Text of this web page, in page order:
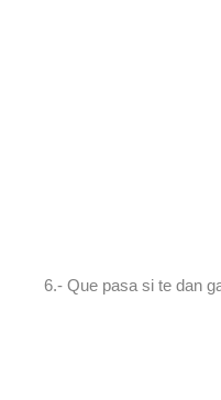
6.- Que pasa si te dan